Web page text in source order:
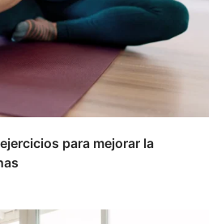
para mejorar la